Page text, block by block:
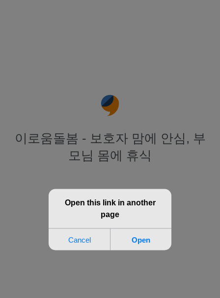
이로움돌봄 - 보호자 맘에 안심, 부
모님 몸에 휴식